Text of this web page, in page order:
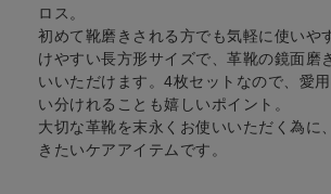
ロス。
初めて靴磨きされる方でも気軽に使いや
けやすい長方形サイズで、革靴の鏡面磨
いいただけます。4枚セットなので、愛
い分けれることも嬉しいポイント。
大切な革靴を末永くお使いいただく為に
きたいケアアイテムです。